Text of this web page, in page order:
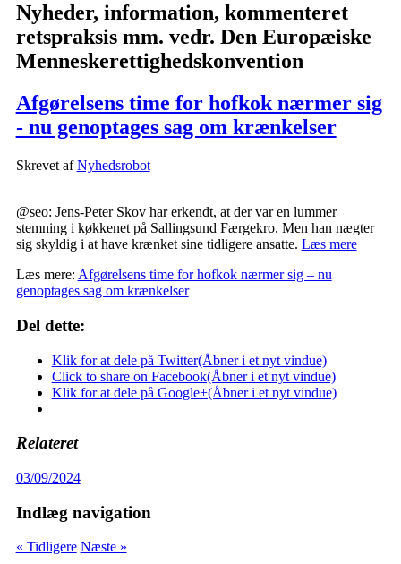
Nyheder, information, kommenteret
retspraksis mm. vedr. Den Europæiske
Menneskerettighedskonvention
Afgørelsens time for hofkok nærmer sig
- nu genoptages sag om krænkelser
Skrevet afNyhedsrobot
@seo: Jens-Peter Skov har erkendt, at der var en lummer
stemning i køkkenet på Sallingsund Færgekro. Men han nægter
sig skyldig i at have krænket sine tidligere ansatte. Læs mere
Læs mere: Afgørelsens time for hofkok nærmer sig – nu
genoptages sag om krænkelser
Del dette:
Klik for at dele på Twitter(Åbner i et nyt vindue)
Click to share on Facebook(Åbner i et nyt vindue)
Klik for at dele på Google+(Åbner i et nyt vindue)
Relateret
03/09/2024
Indlæg navigation
« Tidligere Næste »